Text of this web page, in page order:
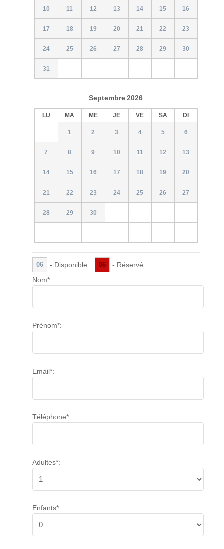
10 11 12 13 14 15 16
17 18 19 20 21 22 23
24 25 26 27 28 29 30
31
Septembre 2026
LU MA ME JE VE SA DI
1 2 3 4 5 6
7 8 9 10 11 12 13
14 15 16 17 18 19 20
21 22 23 24 25 26 27
28 29 30
06 - Disponible 06
- Réservé
Nom*:
Prénom*:
Email*:
Téléphone*:
Adultes*:
Enfants*: